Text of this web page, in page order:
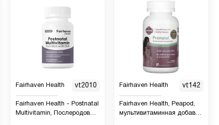
Fairhaven Health vt2010
Fairhaven Health - Postnatal
Multivitamin, Послеродовые
Fairhaven Health vt142
Fairhaven Health, Peapod,
мультивитаминная добавка